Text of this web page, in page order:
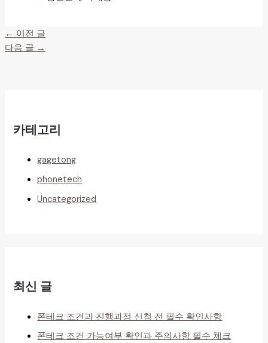
← 이전 글
다음 글 →
카테고리
gagetong
phonetech
Uncategorized
최신 글
폰테크 조건과 진행과정 신청 전 필수 확인사항
폰테크 조건 가능여부 확인과 주의사항 필수 체크